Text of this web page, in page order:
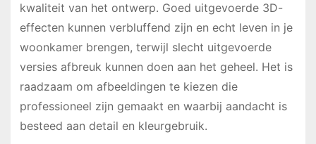
kwaliteit van het ontwerp. Goed uitgevoerde 3D-
effecten kunnen verbluffend zijn en echt leven in je
woonkamer brengen, terwijl slecht uitgevoerde
versies afbreuk kunnen doen aan het geheel. Het is
raadzaam om afbeeldingen te kiezen die
professioneel zijn gemaakt en waarbij aandacht is
besteed aan detail en kleurgebruik.